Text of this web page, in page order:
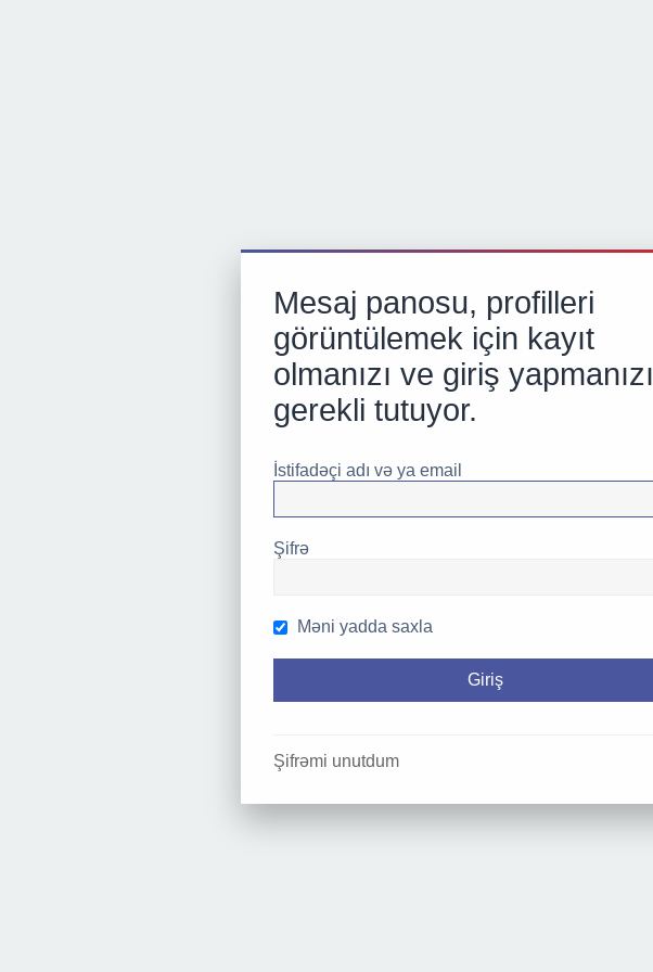
Mesaj panosu, profilleri
görüntülemek için kayıt
olmanızı ve giriş yapmanızı
gerekli tutuyor.
İstifadəçi adı və ya email
Şifrə
Məni yadda saxla
Şifrəmi unutdum